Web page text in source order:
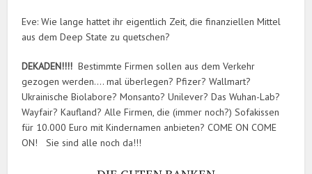
Eve: Wie lange hattet ihr eigentlich Zeit, die finanziellen Mittel
aus dem Deep State zu quetschen?
DEKADEN!!!! Bestimmte Firmen sollen aus dem Verkehr
gezogen werden…. mal überlegen? Pfizer? Wallmart?
Ukrainische Biolabore? Monsanto? Unilever? Das Wuhan-Lab?
Wayfair? Kaufland? Alle Firmen, die (immer noch?) Sofakissen
für 10.000 Euro mit Kindernamen anbieten? COME ON COME
ON! Sie sind alle noch da!!!